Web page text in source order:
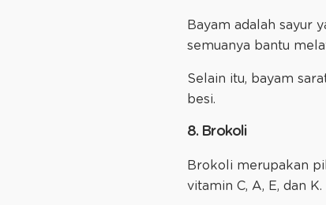
Bayam adalah sayur
semuanya bantu
Selain itu, bayam
besi.
8. Brokoli
Brokoli merupakan
vitamin C, A, E, dan K.